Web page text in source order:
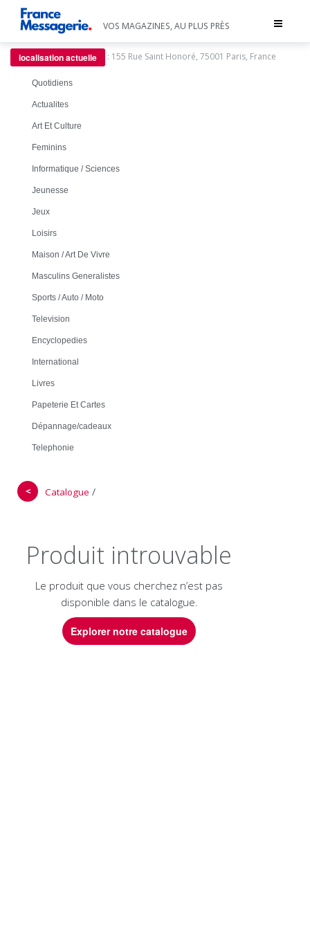
Toggle
VOS MAGAZINES, AU PLUS PRÈS
localisation actuelle : 155 Rue Saint Honoré, 75001 Paris, France
Quotidiens
Actualites
Art Et Culture
Feminins
Informatique / Sciences
Jeunesse
Jeux
Loisirs
Maison / Art De Vivre
Masculins Generalistes
Sports / Auto / Moto
Television
Encyclopedies
International
Livres
Papeterie Et Cartes
Dépannage/cadeaux
Telephonie
＜ Catalogue /
Produit introuvable
Le produit que vous cherchez n’est pas
disponible dans le catalogue.
Explorer notre catalogue